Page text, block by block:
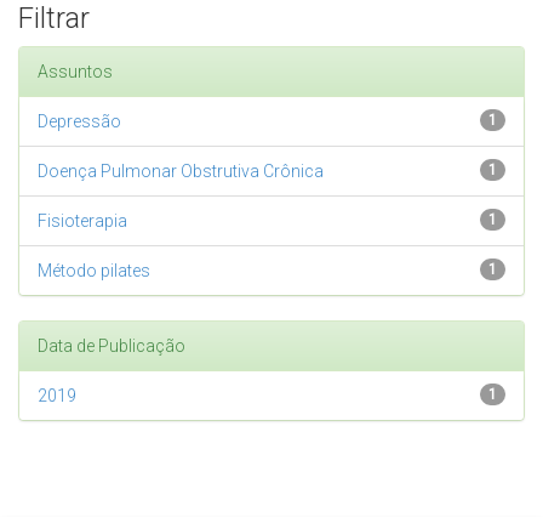
Filtrar
Assuntos
1
Depressão
1
Doença Pulmonar Obstrutiva Crônica
1
Fisioterapia
1
Método pilates
Data de Publicação
1
2019